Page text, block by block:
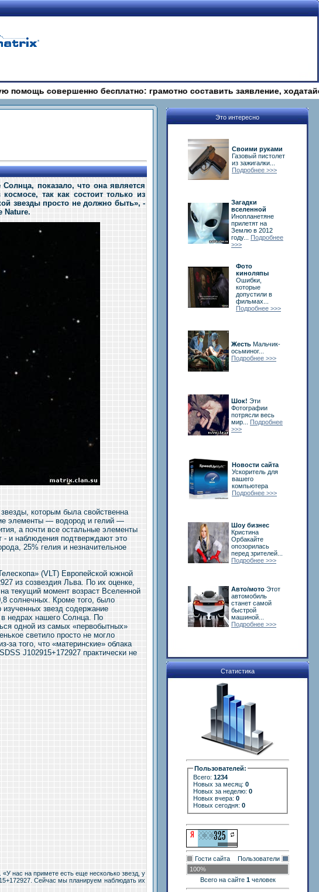
бесплатно: грамотно составить заявление, ходатайство,
показало, что она является
так как состоит только из
звезды просто не должно быть», -
Nature.
которым была свойственна
элементы — водород и гелий —
а почти все остальные элементы
- и наблюдения подтверждают это
25% гелия и незначительное
(VLT) Европейской южной
из созвездия Льва. По их оценке,
текущий момент возраст Вселенной
солнечных. Кроме того, было
звезд содержание
недрах нашего Солнца. По
одной из самых «первобытных»
светило просто не могло
за того, что «материнские» облака
J102915+172927 практически не
нас на примете есть еще несколько звезд, у
Сейчас мы планируем наблюдать их
Это интересно
Своими руками
Газовый пистолет
из зажигалки...
Подробнее >>>
Загадки
вселенной
Инопланетяне
прилетят на
Землю в 2012
году... Подробнее
>>>
Фото
киноляпы
Ошибки,
которые
допустили в
фильмах...
Подробнее >>>
Жесть Мальчик-
осьминог...
Подробнее >>>
Шок! Эти
Фотографии
потрясли весь
мир... Подробнее
>>>
Новости сайта
Ускоритель для
вашего
компьютера
Подробнее >>>
Шоу бизнес
Кристина
Орбакайте
опозорилась
перед зрителей...
Подробнее >>>
Авто/мото Этот
автомобиль
станет самой
быстрой
машиной...
Подробнее >>>
Статистика
Пользователей:
Всего: 1234
Новых за месяц: 0
Новых за неделю: 0
Новых вчера: 0
Новых сегодня: 0
Гости сайта
Пользователи
100%
Всего на сайте 1человек